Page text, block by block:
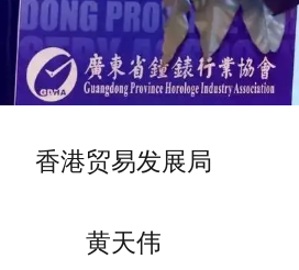
香港贸易发展局
黄天伟